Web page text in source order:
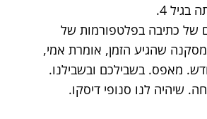
בגיל 4.
של כתיבה בפלטפורמות של
שהגיע הזמן, אומרת אמי,
מאפס. בשבילכם ובשבילנו.
שיהיה לנו סנופי דיסקו.